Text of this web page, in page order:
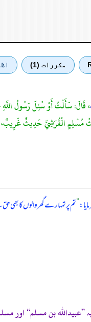
مكررات (1)
، قَالَ: سَأَلْتُ أَوْ سُئِلَ رَسُولُ
مُسْلِمٍ الْقُرَشِيِّ حَدِيثٌ
”تم پر تمہارے گھر والوں کا
عبیداللہ، عن أبیہ ”عبیداللہ بن